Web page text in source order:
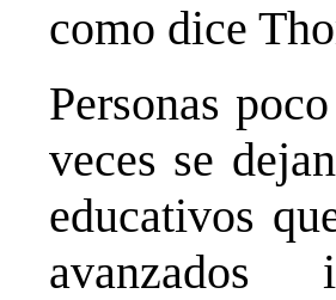
como dice
Personas
veces se
educativos